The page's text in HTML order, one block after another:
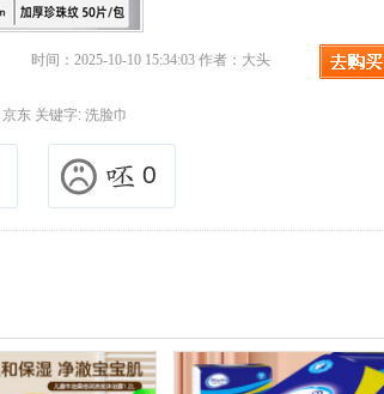
时间：2025-10-10 15:34:03 作者：大头
京东关键字: 洗脸巾
0